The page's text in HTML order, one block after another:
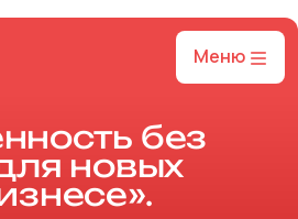
Меню
без
новых